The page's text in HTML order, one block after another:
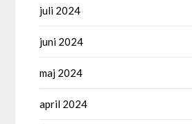
juli 2024
juni 2024
maj 2024
april 2024